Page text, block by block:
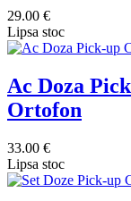
29.00 €
Lipsa stoc
Ac Doza
Ortofon
33.00 €
Lipsa stoc